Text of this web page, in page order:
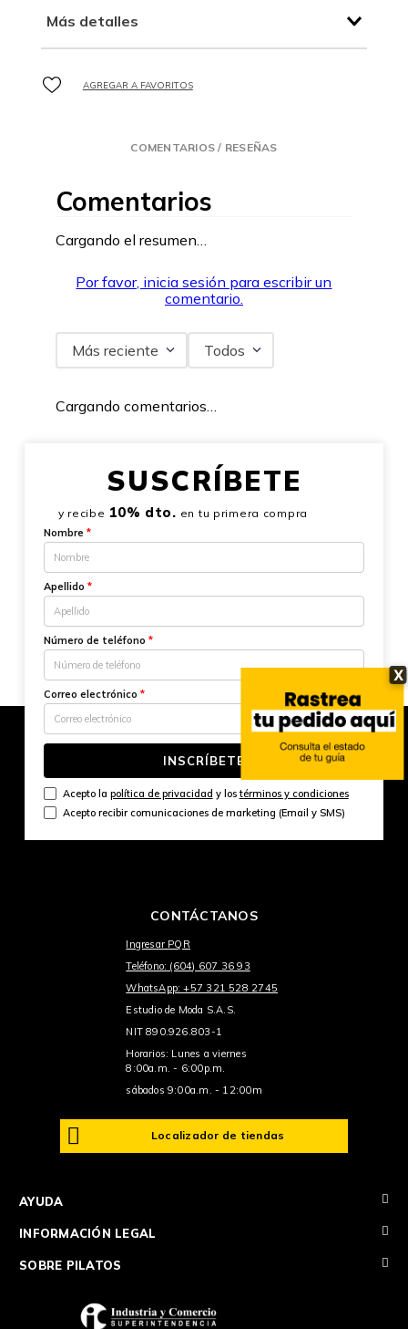
X
Más detalles
COMENTARIOS / RESEÑAS
Comentarios
Cargando el resumen…
Por favor, inicia sesión para escribir un
comentario.
Más reciente Todos
Cargando comentarios…
SUSCRÍBETE
y recibe 10% dto. en tu primera compra
Nombre *
Apellido *
Número de teléfono *
Correo electrónico *
INSCRÍBETE
Acepto la política de privacidad y lostérminos y condiciones
Acepto recibir comunicaciones de marketing (Email y SMS)
CONTÁCTANOS
Ingresar PQR
Teléfono: (604) 607 36 93
WhatsApp: +57 321 528 2745
Estudio de Moda S.A.S.
NIT 890.926.803-1
Horarios: Lunes a viernes
8:00a.m. - 6:00p.m.
sábados 9:00a.m. - 12:00m
Localizador de tiendas
AYUDA +
INFORMACIÓN LEGAL +
SOBRE PILATOS +